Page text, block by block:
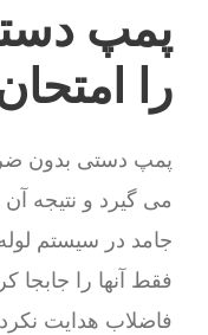
پمپ
را
پمپ دستی بدون
می گیرد و نتیجه
جامد در سیستم
فقط آنها را جابجا
فاضلاب هدایت